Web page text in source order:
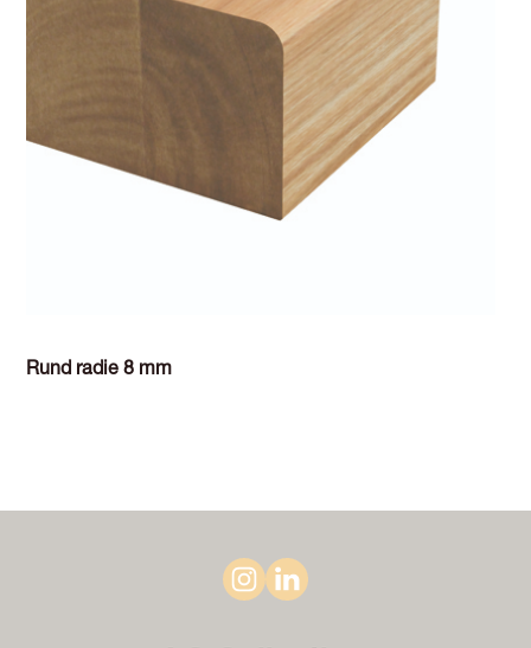
Rund radie 8 mm